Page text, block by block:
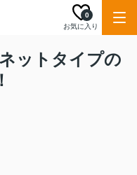
お気に入り
0
ットタイプの